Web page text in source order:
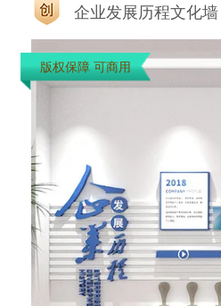
企业发展历程文化墙
版权保障 可商用